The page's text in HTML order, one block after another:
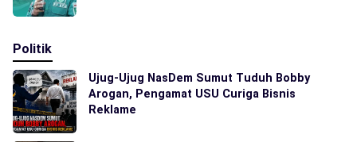
Politik
Ujug-Ujug NasDem Sumut Tuduh Bobby
Arogan, Pengamat USU Curiga Bisnis
Reklame